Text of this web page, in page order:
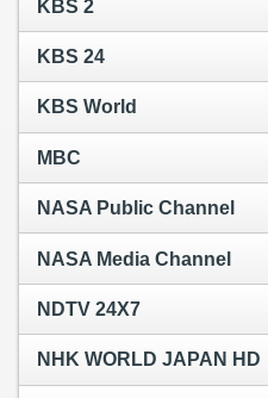
KBS 2
KBS 24
KBS World
MBC
NASA Public Channel
NASA Media Channel
NDTV 24X7
NHK WORLD JAPAN HD